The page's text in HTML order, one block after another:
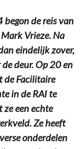
de reis van
Vrieze. Na
eindelijk zover,
deur. Op 20 en
de Facilitaire
in de RAI te
een echte
Ze heeft
onderdelen